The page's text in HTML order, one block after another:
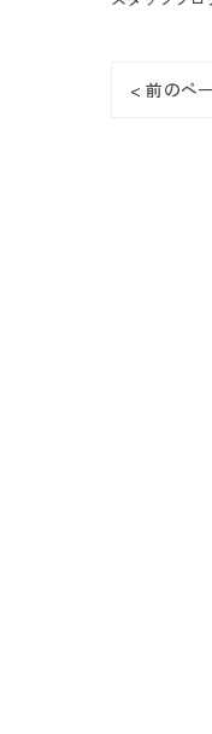
< 前のペ